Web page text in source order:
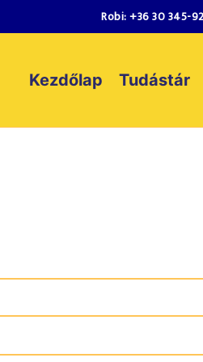
Robi:+36 30 345-
Kezdőlap Tudástár